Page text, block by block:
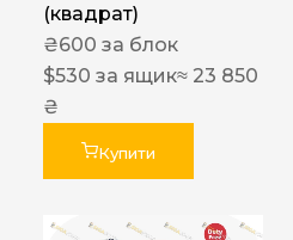
(квадрат)
₴600 за блок
$530 за ящик≈ 23 850
₴
Купити